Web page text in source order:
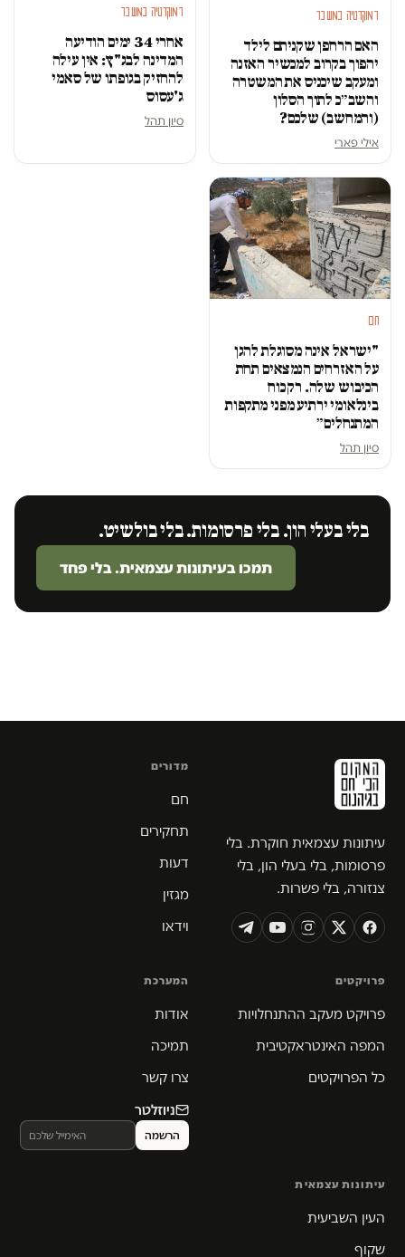
דמוקרטיה במשבר
האם הרחפן שקניתם לילד
יהפוך בקרוב למכשיר האזנה
ומעקב שיכניס את המשטרה
והשב״כ לתוך הסלון
(והמחשב) שלכם?
אילי פארי
דמוקרטיה במשבר
אחרי 34 ימים הודיעה
המדינה לבג"ץ: אין עילה
להחזיק בגופתו של סאמי
ג'עסוס
סיון תהל
חם
"ישראל אינה מסוגלת להגן
על האזרחים הנמצאים תחת
הכיבוש שלה. רק כוח
בינלאומי ירתיע מפני מתקפות
המתנחלים״
סיון תהל
בלי בעלי הון. בלי פרסומות. בלי בולשיט.
תמכו בעיתונות עצמאית. בלי פחד
עיתונות עצמאית חוקרת. בלי
פרסומות, בלי בעלי הון, בלי
צנזורה, בלי פשרות.
מדורים
חם
תחקירים
דעות
מגזין
וידאו
פרויקטים
פרויקט מעקב ההתנחלויות
המפה האינטראקטיבית
כל הפרויקטים
המערכת
אודות
תמיכה
צרו קשר
ניוזלטר
עיתונות עצמאית
העין השביעית
שקוף